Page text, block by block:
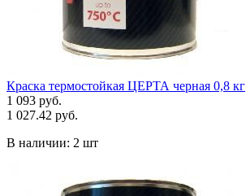
Краска термостойкая ЦЕРТА черная 0,8 кг
1 093 руб.
1 027.42 руб.
В наличии: 2 шт